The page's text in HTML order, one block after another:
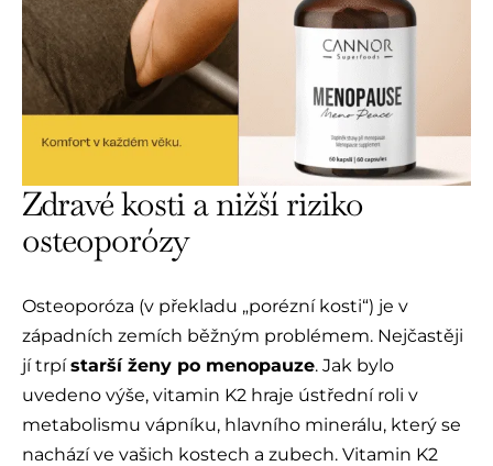
Zdravé kosti a nižší riziko
osteoporózy
Osteoporóza (v překladu „porézní kosti“) je v
západních zemích běžným problémem. Nejčastěji
jí trpístarší ženy po menopauze. Jak bylo
uvedeno výše, vitamin K2 hraje ústřední roli v
metabolismu vápníku, hlavního minerálu, který se
nachází ve vašich kostech a zubech. Vitamin K2